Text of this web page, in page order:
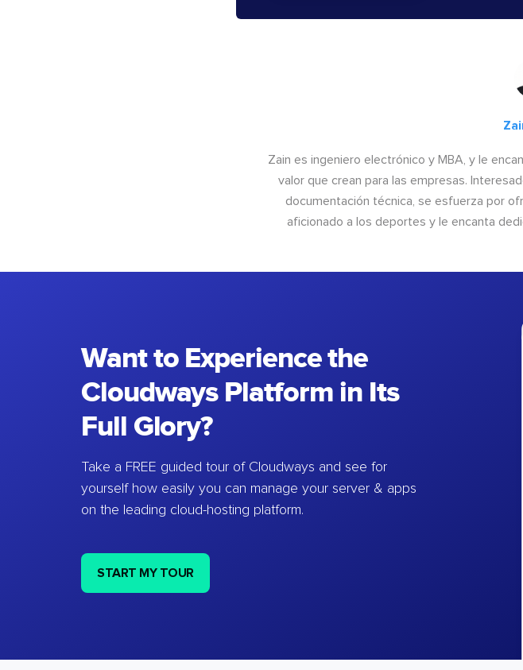
Zain es ingeniero electrónico y MBA, y le
valor que crean para las empresas.
documentación técnica, se esfuerza por
aficionado a los deportes y le encanta
Want to Experience the
Cloudways Platform in Its
Full Glory?
Take a FREE guided tour of Cloudways and see for
yourself how easily you can manage your server & apps
on the leading cloud-hosting platform.
START MY TOUR